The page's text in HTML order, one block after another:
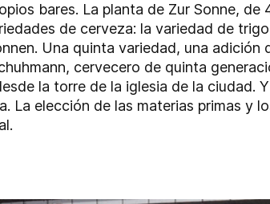
bares. La planta de Zur Sonne,
de cerveza: la variedad de
Una quinta variedad, una
cervecero de quinta
la torre de la iglesia de la ciudad.
La elección de las materias primas y